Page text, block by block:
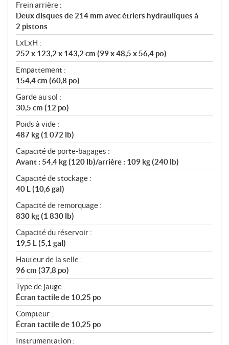
Frein arrière :
Deux disques de 214 mm avec étriers hydrauliques à
2 pistons
LxLxH :
252 x 123,2 x 143,2 cm (99 x 48,5 x 56,4 po)
Empattement :
154,4 cm (60,8 po)
Garde au sol :
30,5 cm (12 po)
Poids à vide :
487 kg (1 072 lb)
Capacité de porte-bagages :
Avant : 54,4 kg (120 lb)/arrière : 109 kg (240 lb)
Capacité de stockage :
40 L (10,6 gal)
Capacité de remorquage :
830 kg (1 830 lb)
Capacité du réservoir :
19,5 L (5,1 gal)
Hauteur de la selle :
96 cm (37,8 po)
Type de jauge :
Écran tactile de 10,25 po
Compteur :
Écran tactile de 10,25 po
Instrumentation :